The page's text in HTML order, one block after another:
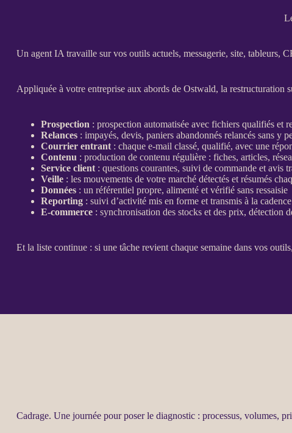
Un agent IA travaille sur vos outils actuels, messagerie, site, tableurs,
Appliquée à votre entreprise aux abords de Ostwald, la restructuration
Prospection : prospection automatisée avec fichiers qualifiés et
Relances : impayés, devis, paniers abandonnés relancés sans y
Courrier entrant : chaque e-mail classé, qualifié, avec une
Contenu : production de contenu régulière : fiches, articles,
Service client : questions courantes, suivi de commande et avis
Veille : les mouvements de votre marché détectés et résumés
Données : un référentiel propre, alimenté et vérifié sans ressaisie
Reporting : suivi d’activité mis en forme et transmis à la
E-commerce : synchronisation des stocks et des prix, détection
Et la liste continue : si une tâche revient chaque semaine dans vos
Cadrage. Une journée pour poser le diagnostic : processus, volumes,